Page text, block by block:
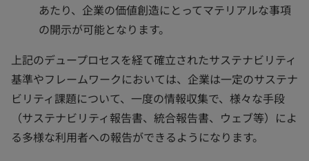
あたり、企業の価値創造にとってマテリアルな事項
の開示が可能となります。
上記のデュープロセスを経て確立されたサステナビリティ
基準やフレームワークにおいては、企業は一定のサステナ
ビリティ課題について、一度の情報収集で、様々な手段
（サステナビリティ報告書、統合報告書、ウェブ等）によ
る多様な利用者への報告ができるようになります。